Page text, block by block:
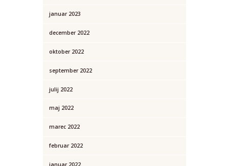
januar 2023
december 2022
oktober 2022
september 2022
julij 2022
maj 2022
marec 2022
februar 2022
januar 2022